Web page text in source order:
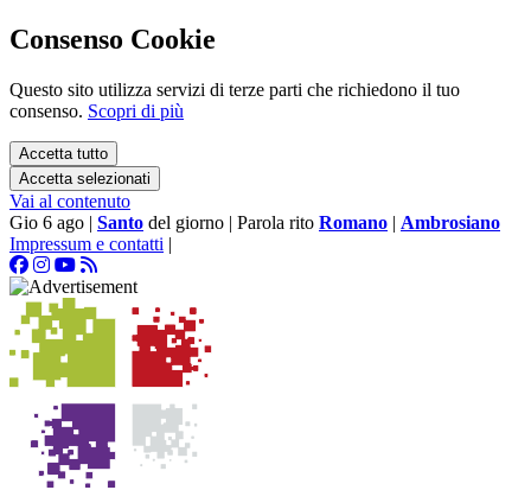
Consenso Cookie
Questo sito utilizza servizi di terze parti che richiedono il tuo
consenso. Scopri di più
Accetta tutto
Accetta selezionati
Vai al contenuto
Gio 6 ago | Santo del giorno | Parola rito Romano | Ambrosiano
Impressum e contatti |